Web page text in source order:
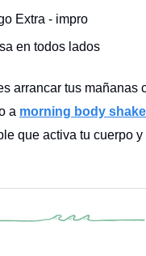
Extra - impro
en todos lados
arrancar tus mañanas
a morning body shake
que activa tu cuerpo y